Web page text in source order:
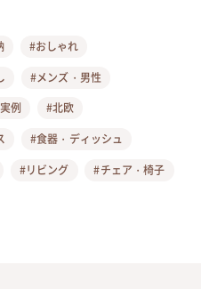
#おしゃれ
#メンズ・男性
例
#北欧
#食器・ディッシュ
#リビング
#チェア・椅子